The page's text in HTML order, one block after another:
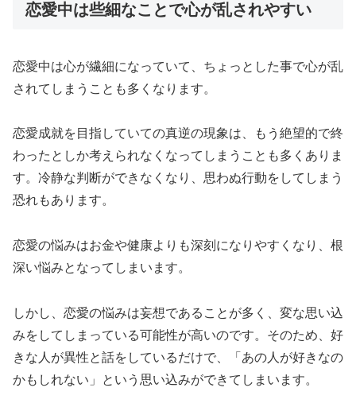
恋愛中は些細なことで心が乱されやすい
恋愛中は心が繊細になっていて、ちょっとした事で心が乱
されてしまうことも多くなります。
恋愛成就を目指していての真逆の現象は、もう絶望的で終
わったとしか考えられなくなってしまうことも多くありま
す。冷静な判断ができなくなり、思わぬ行動をしてしまう
恐れもあります。
恋愛の悩みはお金や健康よりも深刻になりやすくなり、根
深い悩みとなってしまいます。
しかし、恋愛の悩みは妄想であることが多く、変な思い込
みをしてしまっている可能性が高いのです。そのため、好
きな人が異性と話をしているだけで、「あの人が好きなの
かもしれない」という思い込みができてしまいます。